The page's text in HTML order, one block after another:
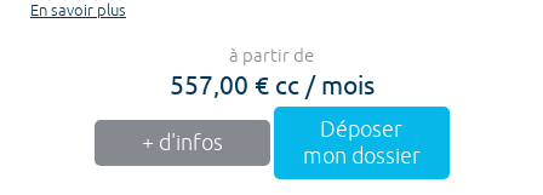
En savoir plus
à partir de
557,00 € cc / mois
+ d'infos
Déposer
mon dossier